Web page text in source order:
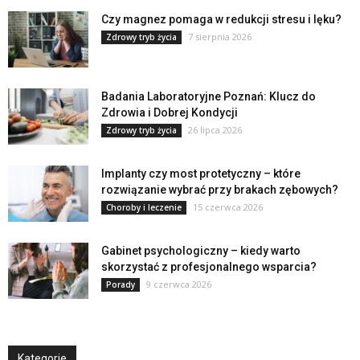
Czy magnez pomaga w redukcji stresu i lęku?
Zdrowy tryb życia 7 sierpnia 2026
Badania Laboratoryjne Poznań: Klucz do
Zdrowia i Dobrej Kondycji
Zdrowy tryb życia 26 lipca 2026
Implanty czy most protetyczny – które
rozwiązanie wybrać przy brakach zębowych?
Choroby i leczenie 15 czerwca 2026
Gabinet psychologiczny – kiedy warto
skorzystać z profesjonalnego wsparcia?
Porady 9 czerwca 2026